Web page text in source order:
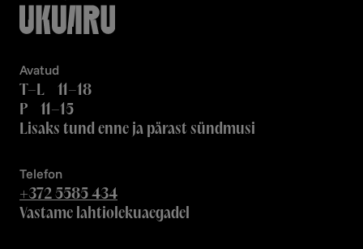
Avatud
T–L 11–18
P 11–15
Lisaks tund enne ja pärast sündmusi
Telefon
+372 5585 434
Vastame lahtiolekuaegadel